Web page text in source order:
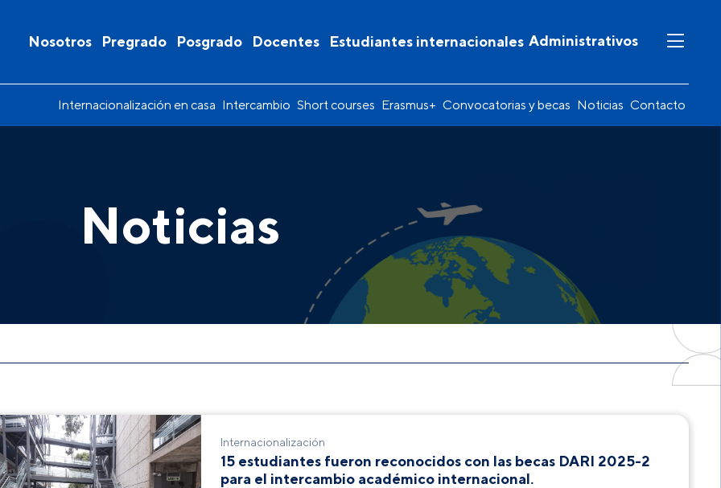
Nosotros Pregrado Posgrado Docentes Estudiantes internacionales Administrativos
Internacionalización en casa Intercambio Short courses Erasmus+ Convocatorias y becas Noticias Contacto
Noticias
Internacionalización
15 estudiantes fueron reconocidos con las becas DARI 2025-2
para el intercambio académico internacional.